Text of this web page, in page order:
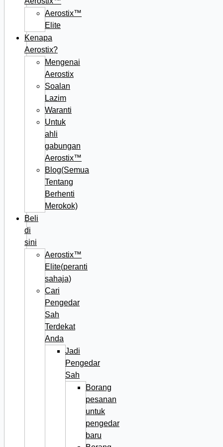
Aerostix™
Elite
Kenapa
Aerostix?
Mengenai
Aerostix
Soalan
Lazim
Waranti
Untuk
ahli
gabungan
Aerostix™
Blog(Semua
Tentang
Berhenti
Merokok)
Beli
di
sini
Aerostix™
Elite(peranti
sahaja)
Cari
Pengedar
Sah
Terdekat
Anda
Jadi
Pengedar
Sah
Borang
pesanan
untuk
pengedar
baru